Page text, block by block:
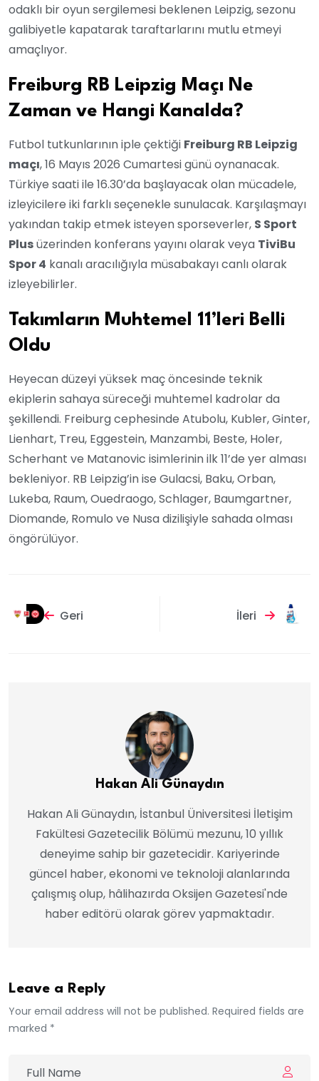
odaklı bir oyun sergilemesi beklenen Leipzig, sezonu
galibiyetle kapatarak taraftarlarını mutlu etmeyi
amaçlıyor.
Freiburg RB Leipzig Maçı Ne
Zaman ve Hangi Kanalda?
Futbol tutkunlarının iple çektiği Freiburg RB Leipzig
maçı, 16 Mayıs 2026 Cumartesi günü oynanacak.
Türkiye saati ile 16.30’da başlayacak olan mücadele,
izleyicilere iki farklı seçenekle sunulacak. Karşılaşmayı
yakından takip etmek isteyen sporseverler, S Sport
Plusüzerinden konferans yayını olarak veya TiviBu
Spor 4 kanalı aracılığıyla müsabakayı canlı olarak
izleyebilirler.
Takımların Muhtemel 11’leri Belli
Oldu
Heyecan düzeyi yüksek maç öncesinde teknik
ekiplerin sahaya süreceği muhtemel kadrolar da
şekillendi. Freiburg cephesinde Atubolu, Kubler, Ginter,
Lienhart, Treu, Eggestein, Manzambi, Beste, Holer,
Scherhant ve Matanovic isimlerinin ilk 11’de yer alması
bekleniyor. RB Leipzig’in ise Gulacsi, Baku, Orban,
Lukeba, Raum, Ouedraogo, Schlager, Baumgartner,
Diomande, Romulo ve Nusa dizilişiyle sahada olması
öngörülüyor.
Geri İleri
Hakan Ali Günaydın
Hakan Ali Günaydın, İstanbul Üniversitesi İletişim
Fakültesi Gazetecilik Bölümü mezunu, 10 yıllık
deneyime sahip bir gazetecidir. Kariyerinde
güncel haber, ekonomi ve teknoloji alanlarında
çalışmış olup, hâlihazırda Oksijen Gazetesi'nde
haber editörü olarak görev yapmaktadır.
Leave a Reply
Your email address will not be published. Required fields are
marked *